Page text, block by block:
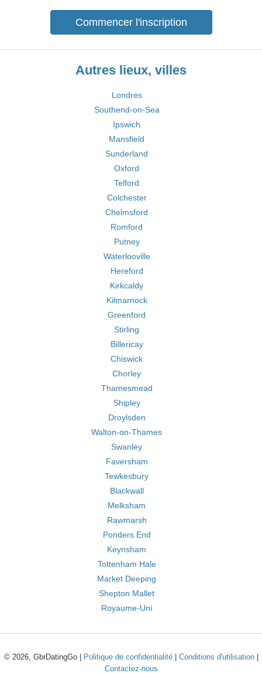
Commencer l'inscription
Autres lieux, villes
Londres
Southend-on-Sea
Ipswich
Mansfield
Sunderland
Oxford
Telford
Colchester
Chelmsford
Romford
Putney
Waterlooville
Hereford
Kirkcaldy
Kilmarnock
Greenford
Stirling
Billericay
Chiswick
Chorley
Thamesmead
Shipley
Droylsden
Walton-on-Thames
Swanley
Faversham
Tewkesbury
Blackwall
Melksham
Rawmarsh
Ponders End
Keynsham
Tottenham Hale
Market Deeping
Shepton Mallet
Royaume-Uni
© 2026, GbrDatingGo | Politique de confidentialité| Conditions d'utilisation|
Contactez-nous